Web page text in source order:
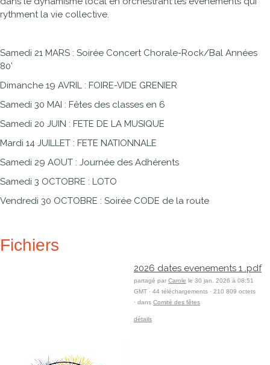
rythment la vie collective.
Samedi 21 MARS : Soirée Concert Chorale-Rock/Bal Années
80’
Dimanche 19 AVRIL : FOIRE-VIDE GRENIER
Samedi 30 MAI : Fêtes des classes en 6
Samedi 20 JUIN : FETE DE LA MUSIQUE
Mardi 14 JUILLET : FETE NATIONNALE
Samedi 29 AOUT : Journée des Adhérents
Samedi 3 OCTOBRE : LOTO
Vendredi 30 OCTOBRE : Soirée CODE de la route
Fichiers
2026 dates evenements 1 .pdf
partagé par Carole le 30 jan. 2026 à 08:51
GMT · 44 téléchargements · 210 809 octets
· dans Comité des fêtes
détails